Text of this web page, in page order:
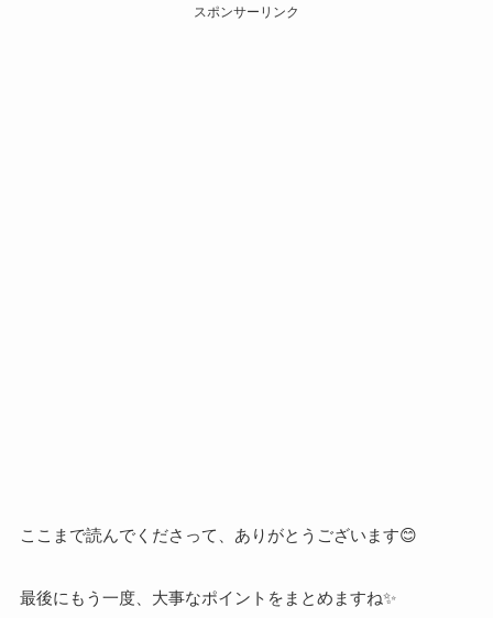
スポンサーリンク
ここまで読んでくださって、ありがとうございます😊
最後にもう一度、大事なポイントをまとめますね✨